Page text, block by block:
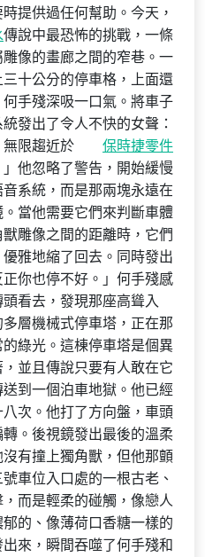
提供過任何幫助。今天，
傳說中最恐怖的挑戰，一條
像的畫廊之間的窄巷。一
十公分的停車格，上面還
手殘深吸一口氣。將車子
發出了令人不快的女聲：
無限趨近於
保時捷零件
他忽略了警告，開始緩慢
系統，而是那兩塊永遠在
當他需要它們來判斷車體
雕像之間的距離時，它們
雅地縮了回去。同時發出
你也停不好。」何手殘感
看去，發現那座高聳入
層機械式停車塔，正在那
綠光。這棟停車塔是個異
並且傳說只要有人敢在它
到一個泊車地獄。他已經
次。他打了方向盤，車頭
。後視鏡發出最後的溫柔
有撞上獨角獸，但他那顫
車位入口處的一根古老、
而是輕柔的碰觸，像戀人
的、像薄荷口香糖一樣的
來，瞬間吞噬了何手殘和